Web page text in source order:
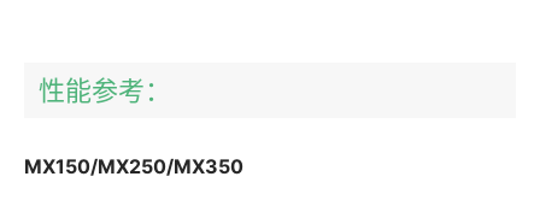
性能参考：
MX150/MX250/MX350